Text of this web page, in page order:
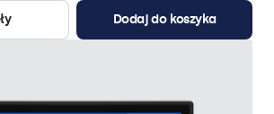
Dodaj do koszyka